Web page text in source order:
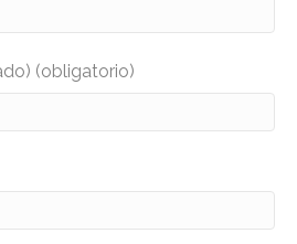
(obligatorio)